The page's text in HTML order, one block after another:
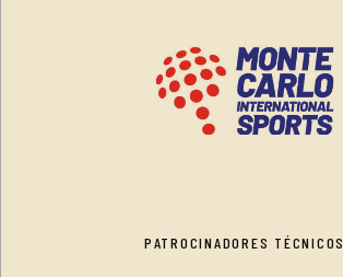
PATROCINADORES TÉCNICOS